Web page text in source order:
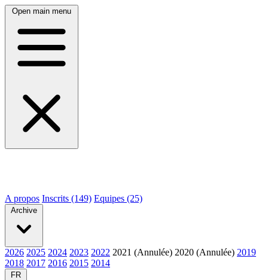
Open main menu
A propos Inscrits (149) Equipes (25)
Archive
2026 2025 2024 2023 2022 2021 (Annulée) 2020 (Annulée) 2019
2018 2017 2016 2015 2014
FR